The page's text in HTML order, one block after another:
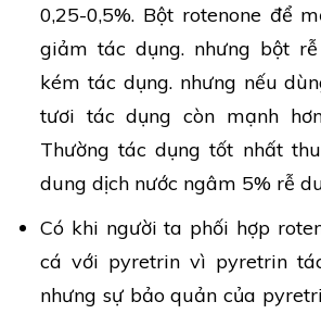
0,25-0,5%. Bột rotenone để
giảm tác dụng. nhưng bột
kém tác dụng. nhưng nếu
tươi tác dụng còn mạnh
Thường tác dụng tốt nhất
dung dịch nước ngâm 5% rễ
Có khi người ta phối hợp
cá với pyretrin vì pyretrin
nhưng sự bảo quản của